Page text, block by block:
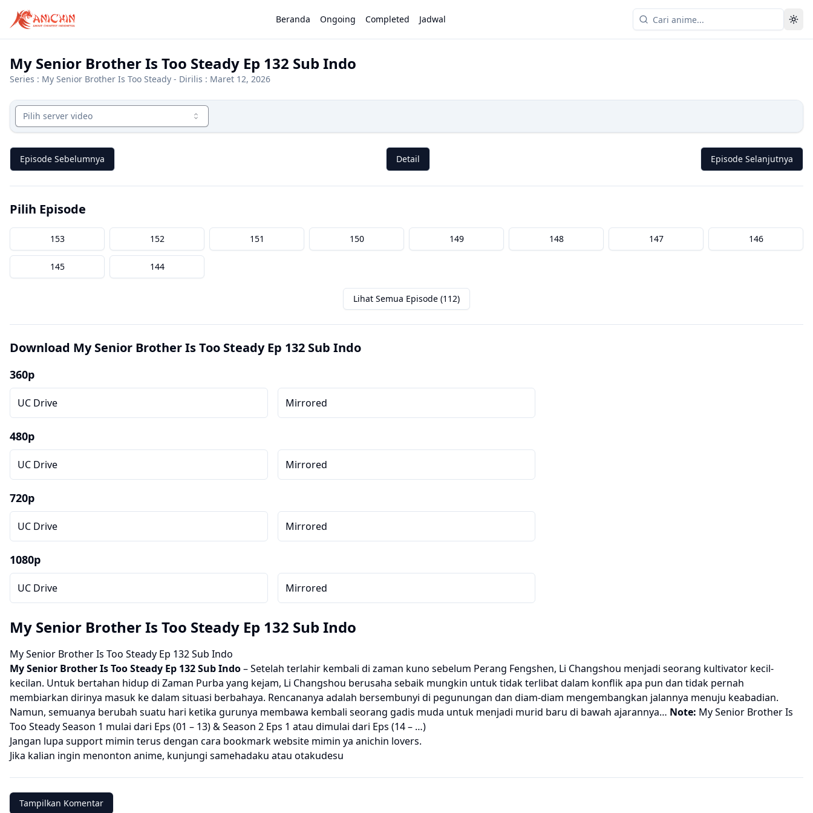
Beranda Ongoing Completed Jadwal
My Senior Brother Is Too Steady Ep 132 Sub Indo
Series : My Senior Brother Is Too Steady - Dirilis : Maret 12, 2026
Pilih server video
Episode Sebelumnya Detail Episode Selanjutnya
Pilih Episode
153 152 151 150 149 148 147 146
145 144
Lihat Semua Episode (112)
Download My Senior Brother Is Too Steady Ep 132 Sub Indo
360p
UC Drive Mirrored
480p
UC Drive Mirrored
720p
UC Drive Mirrored
1080p
UC Drive Mirrored
My Senior Brother Is Too Steady Ep 132 Sub Indo
My Senior Brother Is Too Steady Ep 132 Sub Indo
My Senior Brother Is Too Steady Ep 132 Sub Indo– Setelah terlahir kembali di zaman kuno sebelum Perang Fengshen, Li Changshou menjadi seorang kultivator kecil-
kecilan. Untuk bertahan hidup di Zaman Purba yang kejam, Li Changshou berusaha sebaik mungkin untuk tidak terlibat dalam konflik apa pun dan tidak pernah
membiarkan dirinya masuk ke dalam situasi berbahaya. Rencananya adalah bersembunyi di pegunungan dan diam-diam mengembangkan jalannya menuju keabadian.
Namun, semuanya berubah suatu hari ketika gurunya membawa kembali seorang gadis muda untuk menjadi murid baru di bawah ajarannya… Note: My Senior Brother Is
Too Steady Season 1 mulai dari Eps (01 – 13) & Season 2 Eps 1 atau dimulai dari Eps (14 – …)
Jangan lupa support mimin terus dengan cara bookmark website mimin ya anichin lovers.
Jika kalian ingin menonton anime, kunjungi samehadaku atau otakudesu
Tampilkan Komentar